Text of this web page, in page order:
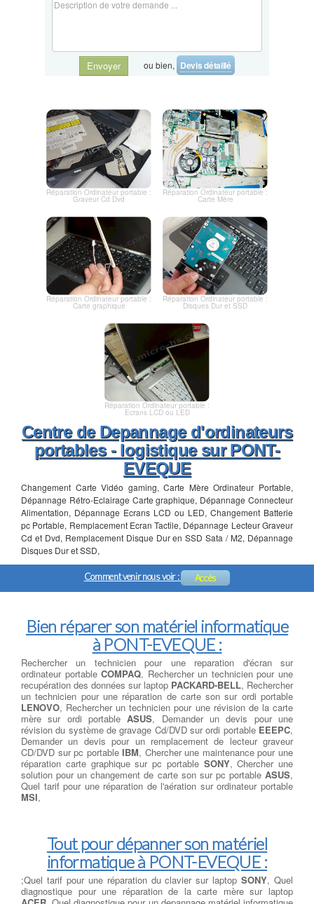
Envoyer ou bien, Devis détaillé
Réparation Ordinateur portable :
Graveur Cd Dvd
Réparation Ordinateur portable :
Carte Mère
Réparation Ordinateur portable :
Carte graphique
Réparation Ordinateur portable :
Disques Dur et SSD
Réparation Ordinateur portable :
Ecrans LCD ou LED
Centre de Depannage d'ordinateurs
portables - logistique sur PONT-
EVEQUE
Changement Carte Vidéo gaming, Carte Mère Ordinateur Portable,
Dépannage Rétro-Eclairage Carte graphique, Dépannage Connecteur
Alimentation, Dépannage Ecrans LCD ou LED, Changement Batterie
pc Portable, Remplacement Ecran Tactile, Dépannage Lecteur Graveur
Cd et Dvd, Remplacement Disque Dur en SSD Sata / M2, Dépannage
Disques Dur et SSD,
Comment venir nous voir : Accès
Bien réparer son matériel informatique
à PONT-EVEQUE :
Rechercher un technicien pour une reparation d'écran sur
ordinateur portableCOMPAQ, Rechercher un technicien pour une
recupération des données sur laptop PACKARD-BELL, Rechercher
un technicien pour une réparation de carte son sur ordi portable
LENOVO, Rechercher un technicien pour une révision de la carte
mère sur ordi portableASUS, Demander un devis pour une
révision du système de gravage Cd/DVD sur ordi portable EEEPC,
Demander un devis pour un remplacement de lecteur graveur
CD/DVD sur pc portableIBM, Chercher une maintenance pour une
réparation carte graphique sur pc portable SONY, Chercher une
solution pour un changement de carte son sur pc portable ASUS,
Quel tarif pour une réparation de l'aération sur ordinateur portable
MSI,
Tout pour dépanner son matériel
informatique à PONT-EVEQUE :
;Quel tarif pour une réparation du clavier sur laptopSONY, Quel
diagnostique pour une réparation de la carte mère sur laptop